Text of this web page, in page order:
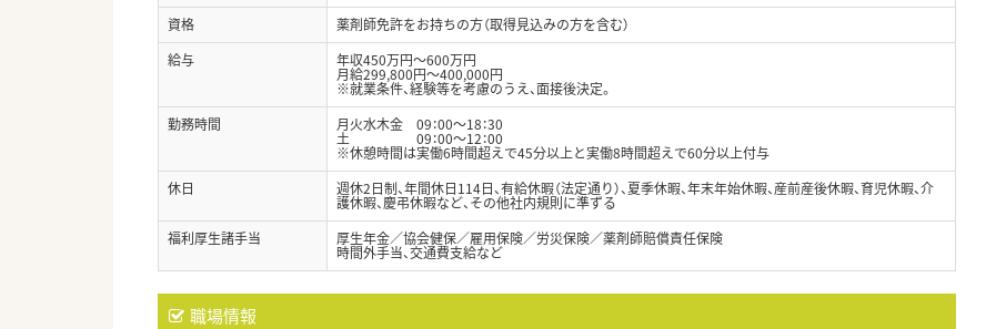
資格
薬剤師免許をお持ちの方（取得見込みの方を含む）
給与
年収450万円～600万円
月給299,800円～400,000円
※就業条件、経験等を考慮のうえ、面接後決定。
勤務時間
月火水木金 09：00～18：30
土 09：00～12：00
※休憩時間は実働6時間超えで45分以上と実働8時間超えで60分以上付与
休日
週休2日制、年間休日114日、有給休暇（法定通り）、夏季休暇、年末年始休暇、産前産後休暇、育児休暇、介
護休暇、慶弔休暇など、その他社内規則に準ずる
福利厚生諸手当
厚生年金／協会健保／雇用保険／労災保険／薬剤師賠償責任保険
時間外手当、交通費支給など
職場情報